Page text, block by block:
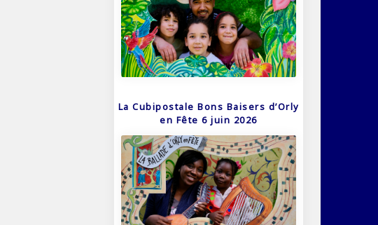
La Cubipostale Bons Baisers d’Orly
en Fête 6 juin 2026